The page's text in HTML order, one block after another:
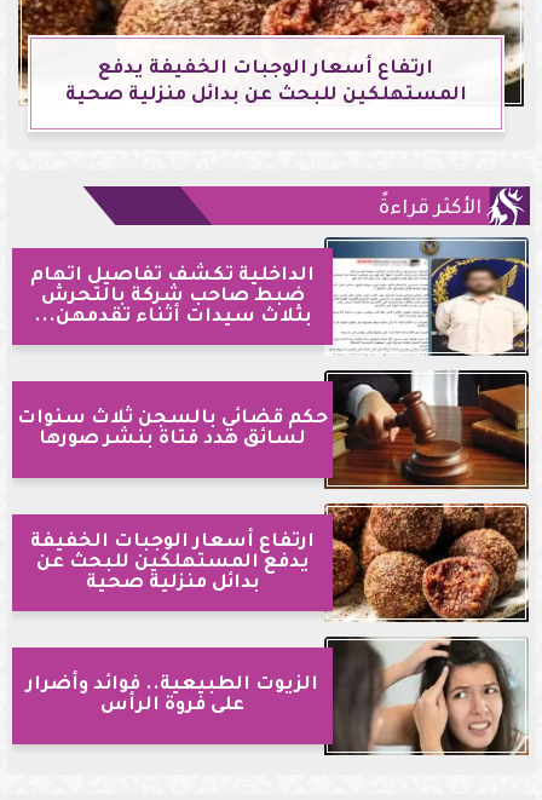
ارتفاع أسعار الوجبات الخفيفة يدفع
المستهلكين للبحث عن بدائل منزلية صحية
الأكثر قراءةً
الداخلية تكشف تفاصيل اتهام
ضبط صاحب شركة بالتحرش
بثلاث سيدات أثناء تقدمهن...
حكم قضائي بالسجن ثلاث سنوات
لسائق هدد فتاة بنشر صورها
ارتفاع أسعار الوجبات الخفيفة
يدفع المستهلكين للبحث عن
بدائل منزلية صحية
الزيوت الطبيعية.. فوائد وأضرار
على فروة الرأس